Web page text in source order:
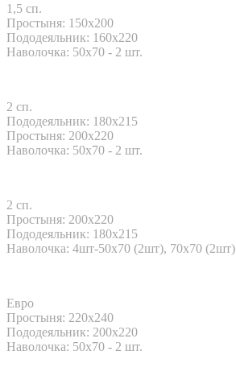
1,5 сп.
Простыня: 150x200
Пододеяльник: 160x220
Наволочка: 50x70 - 2 шт.
2 сп.
Пододеяльник: 180x215
Простыня: 200x220
Наволочка: 50x70 - 2 шт.
2 сп.
Простыня: 200x220
Пододеяльник: 180x215
Наволочка: 4шт-50х70 (2шт), 70х70 (2шт)
Евро
Простыня: 220x240
Пододеяльник: 200x220
Наволочка: 50x70 - 2 шт.